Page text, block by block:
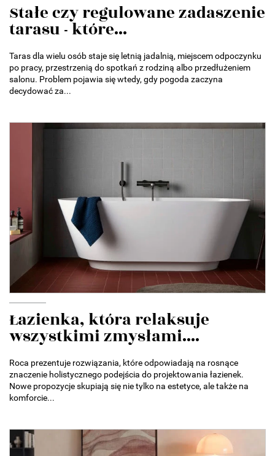
Stałe czy regulowane zadaszenie
tarasu - które...
Taras dla wielu osób staje się letnią jadalnią, miejscem odpoczynku
po pracy, przestrzenią do spotkań z rodziną albo przedłużeniem
salonu. Problem pojawia się wtedy, gdy pogoda zaczyna
decydować za...
Łazienka, która relaksuje
wszystkimi zmysłami....
Roca prezentuje rozwiązania, które odpowiadają na rosnące
znaczenie holistycznego podejścia do projektowania łazienek.
Nowe propozycje skupiają się nie tylko na estetyce, ale także na
komforcie...